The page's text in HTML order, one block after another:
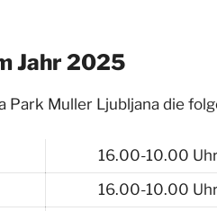
Jahr 2025
Park Muller Ljubljana die
16.00-10.00 Uhr
16.00-10.00 Uhr